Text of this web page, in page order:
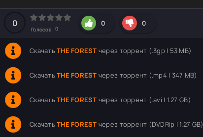
hd2160
hd1440
highres
hd1080
hd720
large
medium
small
tiny
0
Голосов: 0
0 0
СкачатьTHE FOREST через торрент (.3gp | 53 MB)
СкачатьTHE FOREST через торрент (.mp4 | 347 MB)
СкачатьTHE FOREST через торрент (.avi | 1.27 GB)
СкачатьTHE FOREST через торрент (DVDRip | 1.27 GB)